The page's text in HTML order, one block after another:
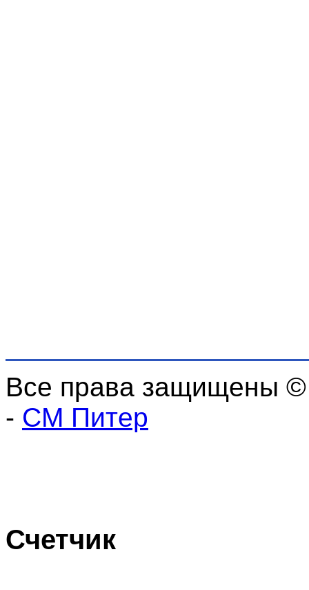
Все права защищены
- СМ Питер
Счетчик